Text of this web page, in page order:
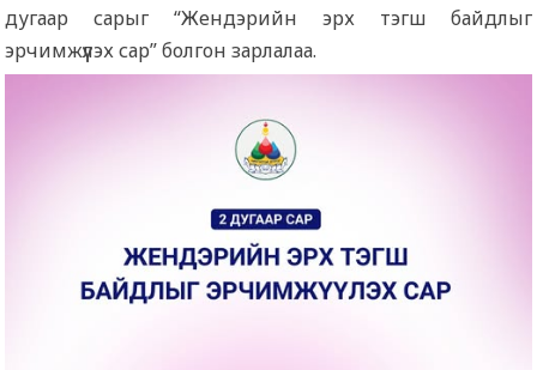
дугаар сарыг “Жендэрийн эрх тэгш байдлыг
эрчимжүүлэх сар” болгон зарлалаа.